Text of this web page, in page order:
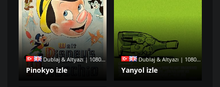
Dublaj & Altyazı | 1080p |
Pinokyo izle
Dublaj & Altyazı | 1080p |
Yanyol izle